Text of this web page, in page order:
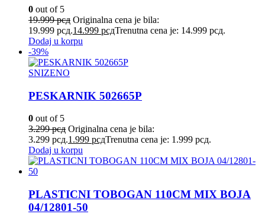
0 out of 5
19.999рсд Originalna cena je bila:
19.999 рсд.14.999 рсдTrenutna cena je: 14.999 рсд.
Dodaj u korpu
-39%
SNIZENO
PESKARNIK 502665P
0 out of 5
3.299рсд Originalna cena je bila:
3.299 рсд.1.999 рсдTrenutna cena je: 1.999 рсд.
Dodaj u korpu
PLASTICNI TOBOGAN 110CM MIX BOJA
04/12801-50